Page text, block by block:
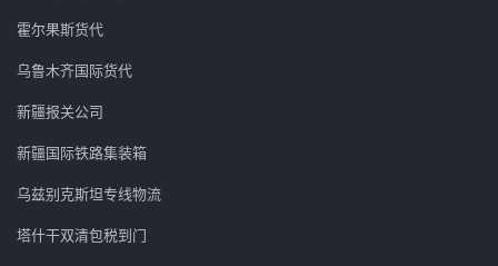
霍尔果斯货代
乌鲁木齐国际货代
新疆报关公司
新疆国际铁路集装箱
乌兹别克斯坦专线物流
塔什干双清包税到门